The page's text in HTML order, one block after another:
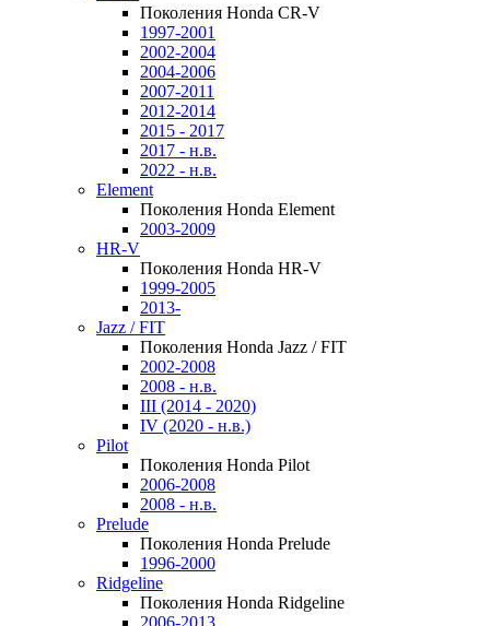
Поколения Honda CR-V
1997-2001
2002-2004
2004-2006
2007-2011
2012-2014
2015 - 2017
2017 - н.в.
2022 - н.в.
Element
Поколения Honda Element
2003-2009
HR-V
Поколения Honda HR-V
1999-2005
2013-
Jazz / FIT
Поколения Honda Jazz / FIT
2002-2008
2008 - н.в.
III (2014 - 2020)
IV (2020 - н.в.)
Pilot
Поколения Honda Pilot
2006-2008
2008 - н.в.
Prelude
Поколения Honda Prelude
1996-2000
Ridgeline
Поколения Honda Ridgeline
2006-2013